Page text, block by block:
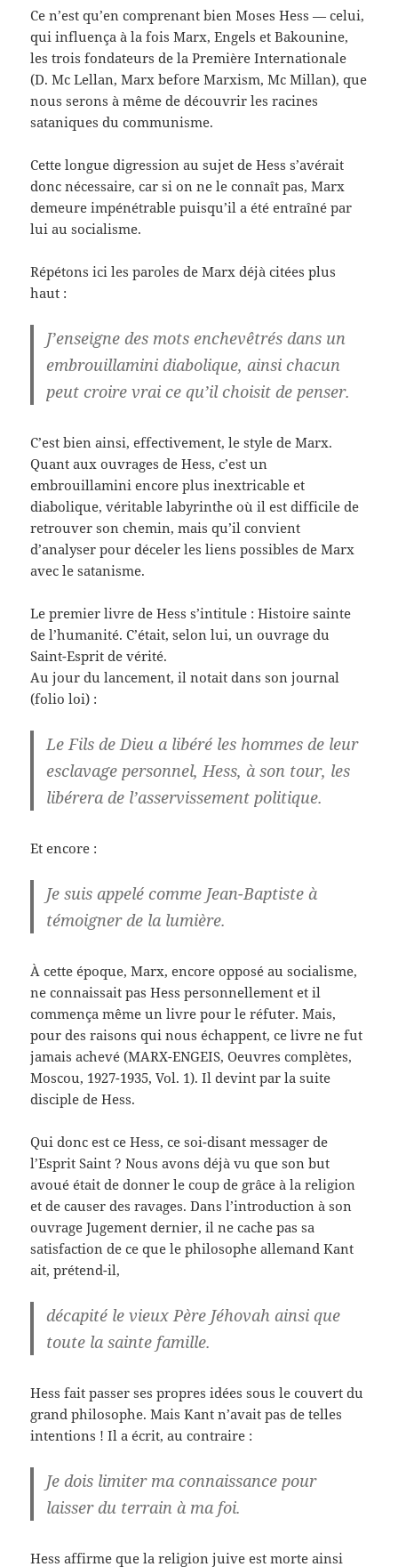
Ce n’est qu’en comprenant bien Moses Hess — celui,
qui influença à la fois Marx, Engels et Bakounine,
les trois fondateurs de la Première Internationale
(D. Mc Lellan, Marx before Marxism, Mc Millan), que
nous serons à même de découvrir les racines
sataniques du communisme.
Cette longue digression au sujet de Hess s’avérait
donc nécessaire, car si on ne le connaît pas, Marx
demeure impénétrable puisqu’il a été entraîné par
lui au socialisme.
Répétons ici les paroles de Marx déjà citées plus
haut :
J’enseigne des mots enchevêtrés dans un
embrouillamini diabolique, ainsi chacun
peut croire vrai ce qu’il choisit de penser.
C’est bien ainsi, effectivement, le style de Marx.
Quant aux ouvrages de Hess, c’est un
embrouillamini encore plus inextricable et
diabolique, véritable labyrinthe où il est difficile de
retrouver son chemin, mais qu’il convient
d’analyser pour déceler les liens possibles de Marx
avec le satanisme.
Le premier livre de Hess s’intitule : Histoire sainte
de l’humanité. C’était, selon lui, un ouvrage du
Saint-Esprit de vérité.
Au jour du lancement, il notait dans son journal
(folio loi) :
Le Fils de Dieu a libéré les hommes de leur
esclavage personnel, Hess, à son tour, les
libérera de l’asservissement politique.
Et encore :
Je suis appelé comme Jean-Baptiste à
témoigner de la lumière.
À cette époque, Marx, encore opposé au socialisme,
ne connaissait pas Hess personnellement et il
commença même un livre pour le réfuter. Mais,
pour des raisons qui nous échappent, ce livre ne fut
jamais achevé (MARX-ENGEIS, Oeuvres complètes,
Moscou, 1927-1935, Vol. 1). Il devint par la suite
disciple de Hess.
Qui donc est ce Hess, ce soi-disant messager de
l’Esprit Saint ? Nous avons déjà vu que son but
avoué était de donner le coup de grâce à la religion
et de causer des ravages. Dans l’introduction à son
ouvrage Jugement dernier, il ne cache pas sa
satisfaction de ce que le philosophe allemand Kant
ait, prétend-il,
décapité le vieux Père Jéhovah ainsi que
toute la sainte famille.
Hess fait passer ses propres idées sous le couvert du
grand philosophe. Mais Kant n’avait pas de telles
intentions ! Il a écrit, au contraire :
Je dois limiter ma connaissance pour
laisser du terrain à ma foi.
Hess affirme que la religion juive est morte ainsi